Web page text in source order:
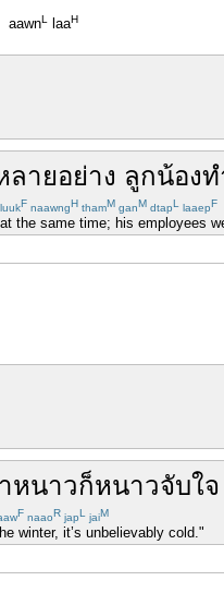
aawnL laaH
ลายอย่าง ลูกน้องท
luukF naawngH thamM ganM dtapL laaepF
the same time; his employees
หนาวก็หนาวจับใจ
F naaoR japL jaiM
winter, it’s unbelievably cold."